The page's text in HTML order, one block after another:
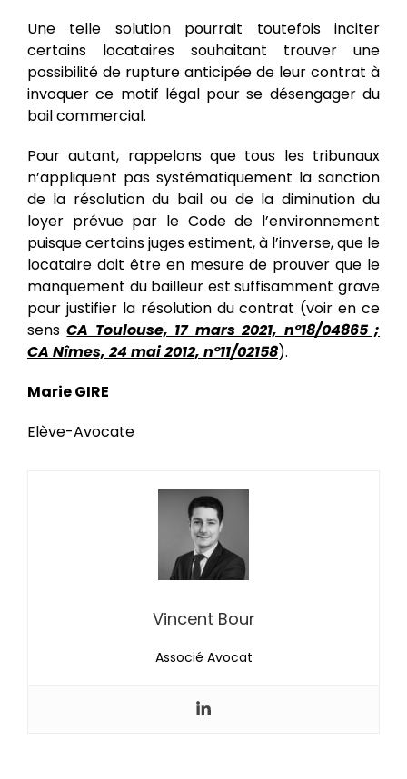
Une telle solution pourrait toutefois inciter
certains locataires souhaitant trouver une
possibilité de rupture anticipée de leur contrat à
invoquer ce motif légal pour se désengager du
bail commercial.
Pour autant, rappelons que tous les tribunaux
n’appliquent pas systématiquement la sanction
de la résolution du bail ou de la diminution du
loyer prévue par le Code de l’environnement
puisque certains juges estiment, à l’inverse, que le
locataire doit être en mesure de prouver que le
manquement du bailleur est suffisamment grave
pour justifier la résolution du contrat (voir en ce
sensCA Toulouse, 17 mars 2021, n°18/04865 ;
CA Nîmes, 24 mai 2012, n°11/02158).
Marie GIRE
Elève-Avocate
Vincent Bour
Associé Avocat